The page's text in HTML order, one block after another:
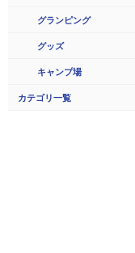
グランピング
グッズ
キャンプ場
カテゴリ一覧